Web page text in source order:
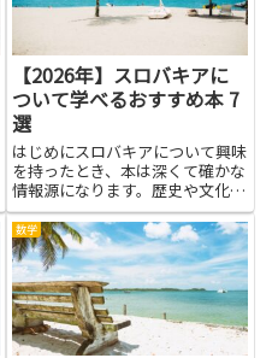
【2026年】スロバキアに
ついて学べるおすすめ本 7
選
はじめにスロバキアについて興味
を持ったとき、本は深くて確かな
情報源になります。歴史や文化、
自然や都市の成り立ちを丁寧に解
説した書籍は、旅行や学習、仕事
での知識補強に幅広く役立ちま
す。写真や地図、現地の声を交え
た読み物は、現地の雰囲気をつか
む...
数学